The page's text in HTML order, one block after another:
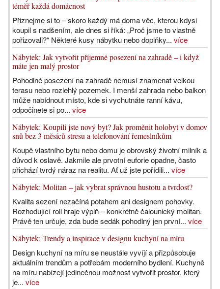
téměř každá domácnost
Přiznejme si to – skoro každý má doma věc, kterou kdysi
koupil s nadšením, ale dnes si říká: „Proč jsme to vlastně
pořizovali?“ Některé kusy nábytku nebo doplňky... více
Nábytek: Jak vytvořit příjemné posezení na zahradě – i když
máte jen malý prostor
Pohodlné posezení na zahradě nemusí znamenat velkou
terasu nebo rozlehlý pozemek. I menší zahrada nebo balkon
může nabídnout místo, kde si vychutnáte ranní kávu,
odpočinete si po... více
Nábytek: Koupili jste nový byt? Jak proměnit holobyt v domov
snů bez 3 měsíců stresu a telefonování řemeslníkům
Koupě vlastního bytu nebo domu je obrovský životní milník a
důvod k oslavě. Jakmile ale prvotní euforie opadne, často
přichází tvrdý náraz na realitu. Ať už jste pořídili... více
Nábytek: Molitan – jak vybrat správnou hustotu a tvrdost?
Kvalita sezení nezačíná potahem ani designem pohovky.
Rozhodující roli hraje výplň – konkrétně čalounický molitan.
Právě ten určuje, zda bude sedák pohodlný jen první... více
Nábytek: Trendy a inspirace v designu kuchyní na míru
Design kuchyní na míru se neustále vyvíjí a přizpůsobuje
aktuálním trendům a potřebám moderního bydlení. Kuchyně
na míru nabízejí jedinečnou možnost vytvořit prostor, který
je... více